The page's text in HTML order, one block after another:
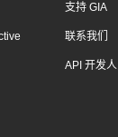
支持 GIA
联系我们
API 开发